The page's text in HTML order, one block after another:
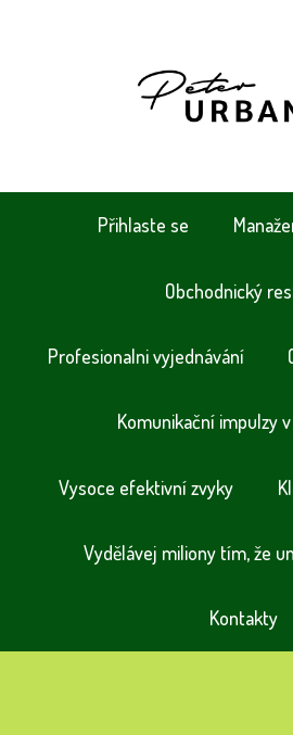
Přihlaste se
Obchodnický
Profesionalni vyjednávání
Komunikační impulzy
Vysoce efektivní zvyky
Vydělávej miliony tím, že
Kontakty